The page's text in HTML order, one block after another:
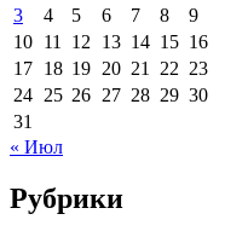
3
4 5 6 7 8
9
10 11 12 13 14 15 16
17 18 19 20 21 22 23
24 25 26 27 28 29 30
31
« Июл
Рубрики